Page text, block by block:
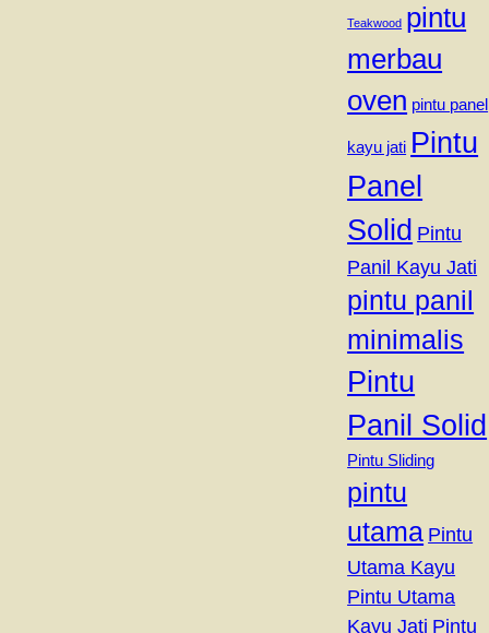
Teakwood pintu
merbau
oven pintu panel
kayu jati Pintu
Panel
Solid Pintu
Panil Kayu Jati
pintu panil
minimalis
Pintu
Panil Solid
Pintu Sliding
pintu
utama Pintu
Utama Kayu
Pintu Utama
Kayu Jati Pintu